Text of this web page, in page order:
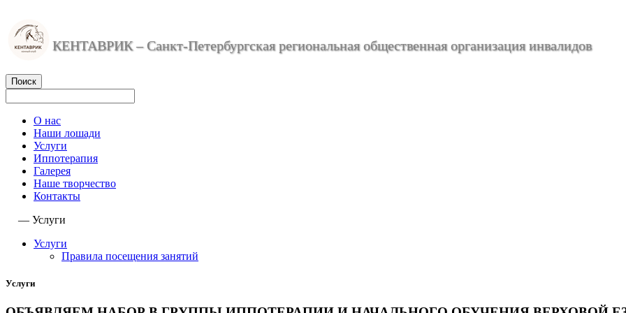
КЕНТАВРИК – Санкт-Петербургская региональная общественная организация инвалидов
О нас
Наши лошади
Услуги
Иппотерапия
Галерея
Наше творчество
Контакты
— Услуги
Услуги
Правила посещения занятий
Услуги